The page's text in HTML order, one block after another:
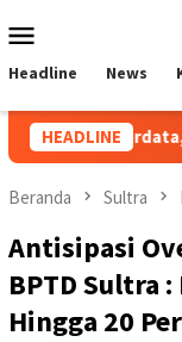
ke
kontenMobile
Headline News
HEADLINE
Oknum Desa
Beranda Sultra
Antisipasi
BPTD Sultra
Hingga 20